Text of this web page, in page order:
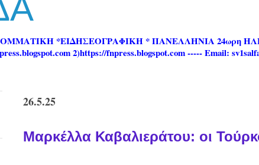
*ΕΙΔΗΣΕΟΓΡΑΦΙΚΗ * ΠΑΝΕΛΛΗΝΙΑ 24ωρη
2)https://fnpress.blogspot.com ----- Email:
26.5.25
Μαρκέλλα Καβαλιεράτου: οι